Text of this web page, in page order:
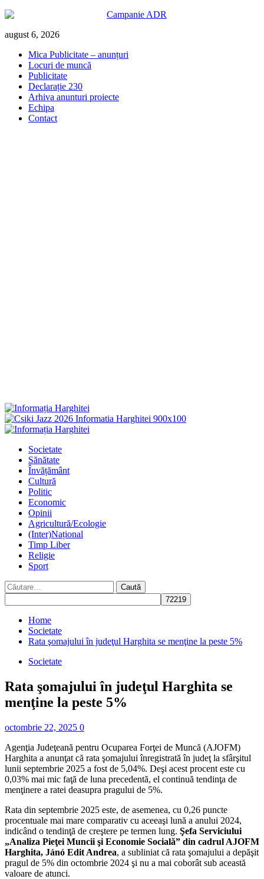
Skip
content
august 6, 2026
Mica Publicitate – anunțuri
Locuri de muncă
Publicitate
Declarație 230
Arhiva anunturi proiecte
Echipa
Contact
Primary
Societate
Sănătate
Învățământ
Cultură
Politic
Economic
Opinii
Agricultură/Ecologie
(Inter)Național
Timp Liber
Religie
Sport
Caută
după:
Home
Societate
Rata şomajului în judeţul Harghita se menţine la peste 5%
Societate
Rata şomajului în judeţul Harghita se
menţine la peste 5%
octombrie 22, 2025 0
Agenţia Judeţeană pentru Ocuparea Forţei de Muncă (AJOFM)
Harghita a anunţat că rata şomajului înregistrată în judeţ la sfârşitul
lunii septembrie 2025 a fost de 5,04%. Deşi acest procent este cu
0,03% mai mic faţă de luna precedentă, el continuă tendinţa de
menţinere a ratei deasupra pragului de 5%.
Rata din septembrie 2025 este, de asemenea, cu 0,26 puncte
procentuale mai mare comparativ cu aceeaşi lună a anului 2024,
indicând o tendinţă de creştere pe termen lung. Şefa Serviciului
„Analiza Pieţei Muncii şi Economie Socială” din cadrul AJOFM
Harghita, Jánó Edit Andrea, a subliniat că rata şomajului a depăşit
pragul de 5% din octombrie 2024 şi nu a mai coborât sub această
valoare de atunci.